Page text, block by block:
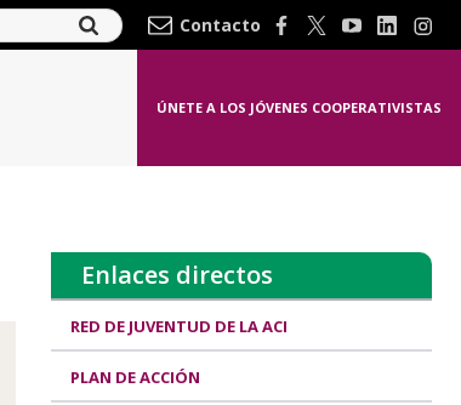
Contacto
ÚNETE A LOS JÓVENES COOPERATIVISTAS
Enlaces directos
RED DE JUVENTUD DE LA ACI
PLAN DE ACCIÓN